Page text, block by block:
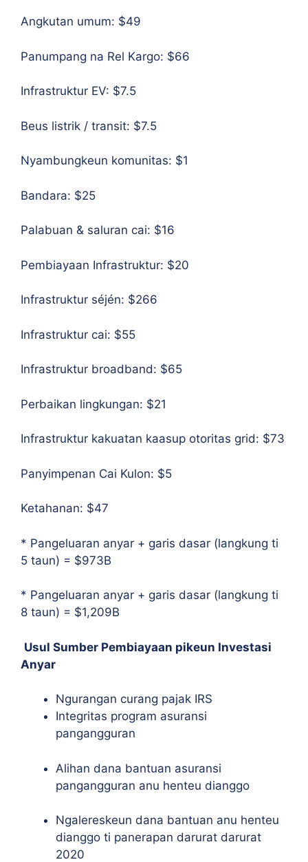
Angkutan umum: $49
Panumpang na Rel Kargo: $66
Infrastruktur EV: $7.5
Beus listrik / transit: $7.5
Nyambungkeun komunitas: $1
Bandara: $25
Palabuan & saluran cai: $16
Pembiayaan Infrastruktur: $20
Infrastruktur séjén: $266
Infrastruktur cai: $55
Infrastruktur broadband: $65
Perbaikan lingkungan: $21
Infrastruktur kakuatan kaasup otoritas grid: $73
Panyimpenan Cai Kulon: $5
Ketahanan: $47
* Pangeluaran anyar + garis dasar (langkung ti
5 taun) = $973B
* Pangeluaran anyar + garis dasar (langkung ti
8 taun) = $1,209B
Usul Sumber Pembiayaan pikeun Investasi
Anyar
Ngurangan curang pajak IRS
Integritas program asuransi
pangangguran
Alihan dana bantuan asuransi
pangangguran anu henteu dianggo
Ngalereskeun dana bantuan anu henteu
dianggo ti panerapan darurat darurat
2020